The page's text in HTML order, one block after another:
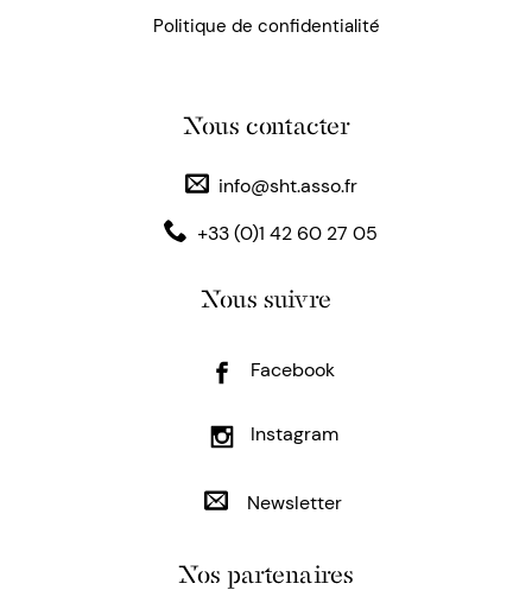
Politique de confidentialité
Nous contacter
info@sht.asso.fr
+33 (0)1 42 60 27 05
Nous suivre
Facebook
Instagram
Newsletter
Nos partenaires